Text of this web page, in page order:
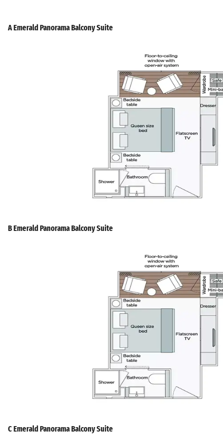
A Emerald Panorama Balcony Suite
B Emerald Panorama Balcony Suite
C Emerald Panorama Balcony Suite